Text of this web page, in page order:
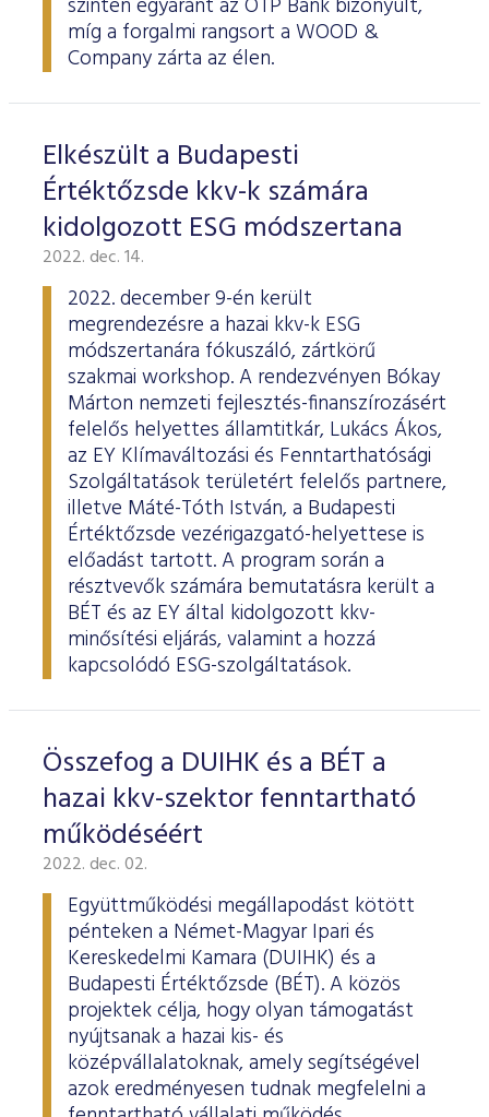
ESG Útmutató
szinten egyaránt az OTP Bank bizonyult,
míg a forgalmi rangsort a WOOD &
Company zárta az élen.
Elkészült a Budapesti
Értéktőzsde kkv-k számára
kidolgozott ESG módszertana
2022. dec. 14.
2022. december 9-én került
megrendezésre a hazai kkv-k ESG
módszertanára fókuszáló, zártkörű
szakmai workshop. A rendezvényen Bókay
Márton nemzeti fejlesztés-finanszírozásért
felelős helyettes államtitkár, Lukács Ákos,
az EY Klímaváltozási és Fenntarthatósági
Szolgáltatások területért felelős partnere,
illetve Máté-Tóth István, a Budapesti
Értéktőzsde vezérigazgató-helyettese is
előadást tartott. A program során a
résztvevők számára bemutatásra került a
BÉT és az EY által kidolgozott kkv-
minősítési eljárás, valamint a hozzá
kapcsolódó ESG-szolgáltatások.
Összefog a DUIHK és a BÉT a
hazai kkv-szektor fenntartható
működéséért
2022. dec. 02.
Együttműködési megállapodást kötött
pénteken a Német-Magyar Ipari és
Kereskedelmi Kamara (DUIHK) és a
Budapesti Értéktőzsde (BÉT). A közös
projektek célja, hogy olyan támogatást
nyújtsanak a hazai kis- és
középvállalatoknak, amely segítségével
azok eredményesen tudnak megfelelni a